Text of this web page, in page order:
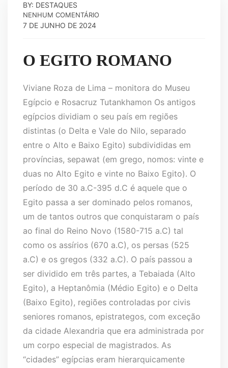
BY: DESTAQUES
NENHUM COMENTÁRIO
7 DE JUNHO DE 2024
O EGITO ROMANO
Viviane Roza de Lima – monitora do Museu
Egípcio e Rosacruz Tutankhamon Os antigos
egípcios dividiam o seu país em regiões
distintas (o Delta e Vale do Nilo, separado
entre o Alto e Baixo Egito) subdivididas em
províncias, sepawat (em grego, nomos: vinte e
duas no Alto Egito e vinte no Baixo Egito). O
período de 30 a.C-395 d.C é aquele que o
Egito passa a ser dominado pelos romanos,
um de tantos outros que conquistaram o país
ao final do Reino Novo (1580-715 a.C) tal
como os assírios (670 a.C), os persas (525
a.C) e os gregos (332 a.C). O país passou a
ser dividido em três partes, a Tebaiada (Alto
Egito), a Heptanômia (Médio Egito) e o Delta
(Baixo Egito), regiões controladas por civis
seniores romanos, epistrategos, com exceção
da cidade Alexandria que era administrada por
um corpo especial de magistrados. As
“cidades” egípcias eram hierarquicamente